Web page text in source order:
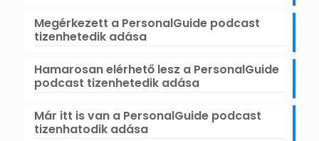
Megérkezett a PersonalGuide podcast
tizenhetedik adása
Hamarosan elérhető lesz a PersonalGuide
podcast tizenhetedik adása
Már itt is van a PersonalGuide podcast
tizenhatodik adása